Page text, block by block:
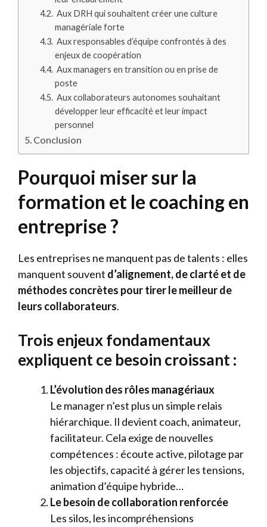
Aux DRH qui souhaitent créer une culture
managériale forte
Aux responsables d’équipe confrontés à des
enjeux de coopération
Aux managers en transition ou en prise de
poste
Aux collaborateurs autonomes souhaitant
développer leur efficacité et leur impact
personnel
Conclusion
Pourquoi miser sur la
formation et le coaching en
entreprise ?
Les entreprises ne manquent pas de talents : elles
manquent souvent d’alignement, de clarté et de
méthodes concrètes pour tirer le meilleur de
leurs collaborateurs.
Trois enjeux fondamentaux
expliquent ce besoin croissant :
L’évolution des rôles managériaux
Le manager n’est plus un simple relais
hiérarchique. Il devient coach, animateur,
facilitateur. Cela exige de nouvelles
compétences : écoute active, pilotage par
les objectifs, capacité à gérer les tensions,
animation d’équipe hybride…
Le besoin de collaboration renforcée
Les silos, les incompréhensions